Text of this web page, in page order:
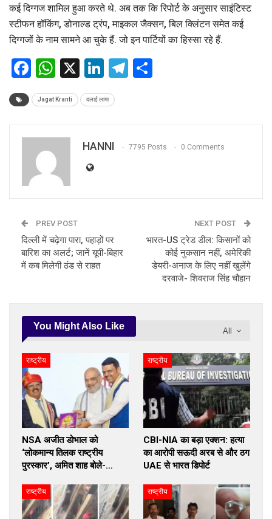
कई दिग्गज शामिल हुआ करते थे. अब तक कि रिपोर्ट के अनुसार साइंटिस्ट
स्टीफन हॉकिंग, डोनाल्ड ट्रंप, माइकल जैक्सन, बिल क्लिंटन समेत कई
दिग्गजों के नाम सामने आ चुके हैं. जो इन पार्टियों का हिस्सा रहे हैं.
Facebook
WhatsApp
X LinkedIn
Telegram
Jagat Kranti दलाई लामा
HANNI 7795 Posts 0 Comments
PREV POST
दिल्ली में चढ़ेगा पारा, पहाड़ों पर
बारिश का अलर्ट; जानें यूपी-बिहार
में कब मिलेगी ठंड से राहत
NEXT POST
भारत-US ट्रेड डील: किसानों को
कोई नुकसान नहीं, अमेरिकी
डेयरी-अनाज के लिए नहीं खुलेंगे
दरवाजे- शिवराज सिंह चौहान
All
You Might Also Like
राष्ट्रीय
NSA अजीत डोभाल को
‘लोकमान्य तिलक राष्ट्रीय
पुरस्कार’, अमित शाह बोले-…
राष्ट्रीय
CBI-NIA का बड़ा एक्शन: हत्या
का आरोपी सऊदी अरब से और ठग
UAE से भारत डिपोर्ट
राष्ट्रीय राष्ट्रीय